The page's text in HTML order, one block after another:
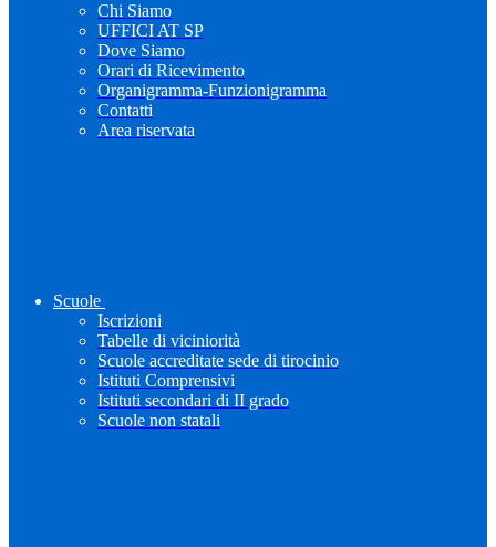
Chi Siamo
UFFICI AT SP
Dove Siamo
Orari di Ricevimento
Organigramma-Funzionigramma
Contatti
Area riservata
Scuole
Iscrizioni
Tabelle di viciniorità
Scuole accreditate sede di tirocinio
Istituti Comprensivi
Istituti secondari di II grado
Scuole non statali